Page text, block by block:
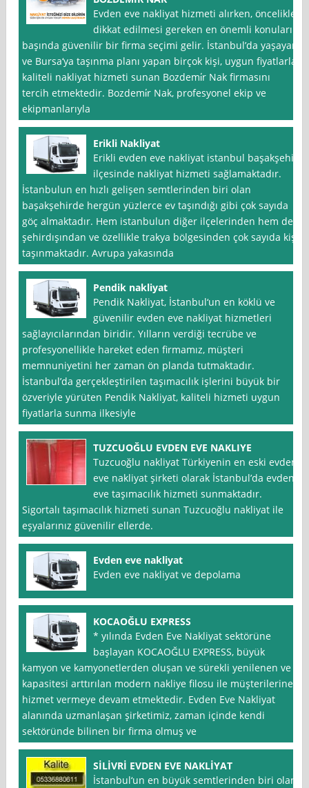
Evden eve nakliyat hizmeti alırken, öncelikle
dikkat edilmesi gereken en önemli konuların
başında güvenilir bir firma seçimi gelir. İstanbul’da yaşayan
ve Bursa‘ya taşınma planı yapan birçok kişi, uygun fiyatlarla
kaliteli nakliyat hizmeti sunan Bozdemi̇r Nak firmasını
tercih etmektedir. Bozdemi̇r Nak, profesyonel ekip ve
ekipmanlarıyla
Erikli Nakliyat
Erikli evden eve nakliyat istanbul başakşehir
ilçesinde nakliyat hizmeti sağlamaktadır.
İstanbulun en hızlı gelişen semtlerinden biri olan
başakşehirde hergün yüzlerce ev taşındığı gibi çok sayıda
göç almaktadır. Hem istanbulun diğer ilçelerinden hem de
şehirdışından ve özellikle trakya bölgesinden çok sayıda kişi
taşınmaktadır. Avrupa yakasında
Pendik nakliyat
Pendik Nakliyat, İstanbul‘un en köklü ve
güvenilir evden eve nakliyat hizmetleri
sağlayıcılarından biridir. Yılların verdiği tecrübe ve
profesyonellikle hareket eden firmamız, müşteri
memnuniyetini her zaman ön planda tutmaktadır.
İstanbul’da gerçekleştirilen taşımacılık işlerini büyük bir
özveriyle yürüten Pendik Nakliyat, kaliteli hizmeti uygun
fiyatlarla sunma ilkesiyle
TUZCUOĞLU EVDEN EVE NAKLIYE
Tuzcuoğlu nakliyat Türkiyenin en eski evden
eve nakliyat şirketi olarak İstanbul’da evden
eve taşımacılık hizmeti sunmaktadır.
Sigortalı taşımacılık hizmeti sunan Tuzcuoğlu nakliyat ile
eşyalarınız güvenilir ellerde.
Evden eve nakliyat
Evden eve nakliyat ve depolama
KOCAOĞLU EXPRESS
* yılında Evden Eve Nakliyat sektörüne
başlayan KOCAOĞLU EXPRESS, büyük
kamyon ve kamyonetlerden oluşan ve sürekli yenilenen ve
kapasitesi arttırılan modern nakliye filosu ile müşterilerine
hizmet vermeye devam etmektedir. Evden Eve Nakliyat
alanında uzmanlaşan şirketimiz, zaman içinde kendi
sektöründe bilinen bir firma olmuş ve
SİLİVRİ EVDEN EVE NAKLİYAT
İstanbul‘un en büyük semtlerinden biri olan